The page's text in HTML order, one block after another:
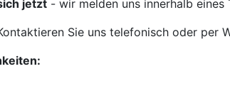
jetzt - wir melden uns innerhalb eines
Sie uns telefonisch oder per